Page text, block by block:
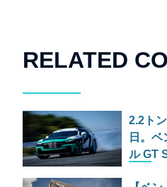
RELATED
2.2ト
日。
ル GT